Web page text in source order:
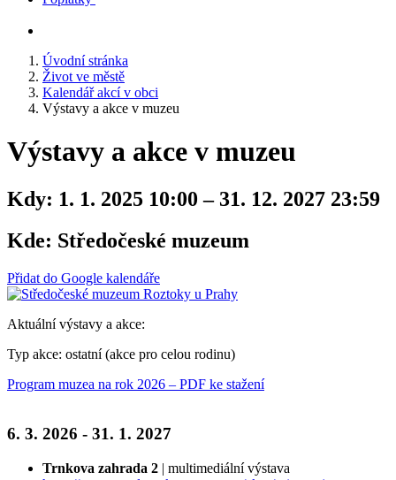
Úvodní stránka
Život ve městě
Kalendář akcí v obci
Výstavy a akce v muzeu
Výstavy a akce v muzeu
Kdy: 1. 1. 2025 10:00 – 31. 12. 2027 23:59
Kde: Středočeské muzeum
Přidat do Google kalendáře
Aktuální výstavy a akce:
Typ akce: ostatní (akce pro celou rodinu)
Program muzea na rok 2026 – PDF ke stažení
6. 3. 2026 - 31. 1. 2027
Trnkova zahrada 2 | multimediální výstava